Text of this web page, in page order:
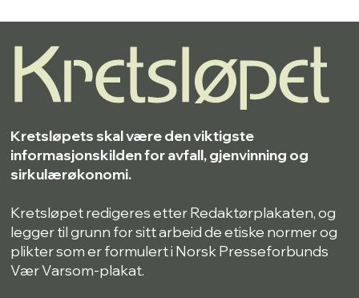
Kretsløpets skal være den viktigste
informasjonskilden for avfall, gjenvinning og
sirkulærøkonomi.
Kretsløpet redigeres etter Redaktørplakaten, og
legger til grunn for sitt arbeid de etiske normer og
plikter som er formulert i Norsk Presseforbunds
Vær Varsom-plakat.